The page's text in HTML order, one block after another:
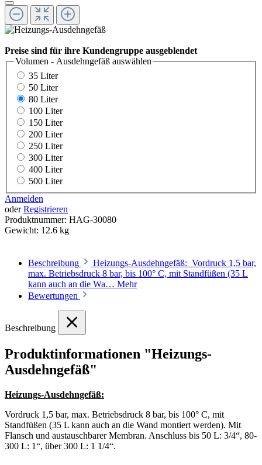
Preise sind für ihre Kundengruppe ausgeblendet
Volumen - Ausdehngefäß auswählen
35 Liter
50 Liter
80 Liter
100 Liter
150 Liter
200 Liter
250 Liter
300 Liter
400 Liter
500 Liter
Anmelden
oderRegistrieren
Produktnummer: HAG-30080
Gewicht: 12.6 kg
Beschreibung
Heizungs-Ausdehngefäß: Vordruck 1,5 bar,
max. Betriebsdruck 8 bar, bis 100° C, mit Standfüßen (35 L
kann auch an die Wa… Mehr
Bewertungen
Beschreibung
Produktinformationen "Heizungs-
Ausdehngefäß"
Heizungs-Ausdehngefäß:
Vordruck 1,5 bar, max. Betriebsdruck 8 bar, bis 100° C, mit
Standfüßen (35 L kann auch an die Wand montiert werden). Mit
Flansch und austauschbarer Membran. Anschluss bis 50 L: 3/4“, 80-
300 L: 1“, über 300 L: 1 1/4“.